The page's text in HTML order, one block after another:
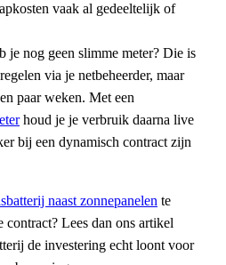
vaak al gedeeltelijk of
je nog geen slimme meter? Die is
via je netbeheerder, maar
paar weken. Met een
houd je je verbruik daarna live
bij een dynamisch contract zijn
naast zonnepanelen te
Lees dan ons artikel
de investering echt loont voor